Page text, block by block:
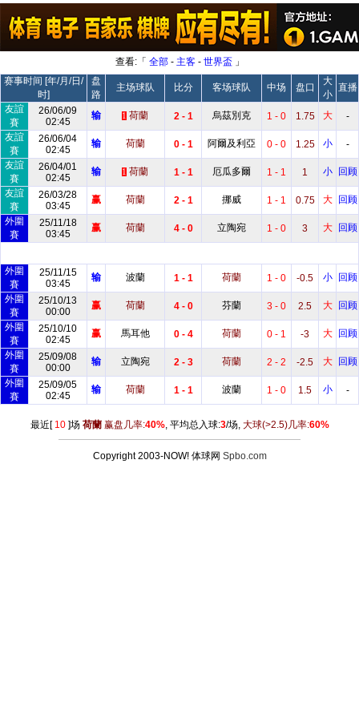
查看:「 全部- 主客- 世界盃 」
赛事时间 [年/月/日/
时]
盘
路
主场球队 比分 客场球队 中场 盘口
大
小
直播
友誼
賽
26/06/09
02:45
输 1 荷蘭 2 - 1 烏茲別克 1 - 0 1.75 大
-
友誼
賽
26/06/04
02:45
输 荷蘭 0 - 1 阿爾及利亞 0 - 0 1.25 小
-
友誼
賽
26/04/01
02:45
输 1 荷蘭 1 - 1 厄瓜多爾 1 - 1 1 小
回顾
友誼
賽
26/03/28
03:45
赢 荷蘭 2 - 1 挪威 1 - 1 0.75 大
回顾
外圍
賽
25/11/18
03:45
赢 荷蘭 4 - 0 立陶宛 1 - 0 3 大 回顾
外圍
賽
25/11/15
03:45
输 波蘭 1 - 1 荷蘭 1 - 0 -0.5 小
回顾
外圍
賽
25/10/13
00:00
赢 荷蘭 4 - 0 芬蘭 3 - 0 2.5 大
回顾
外圍
賽
25/10/10
02:45
赢 馬耳他 0 - 4 荷蘭 0 - 1 -3 大
回顾
外圍
賽
25/09/08
00:00
输 立陶宛 2 - 3 荷蘭 2 - 2 -2.5 大
回顾
外圍
賽
25/09/05
02:45
输 荷蘭 1 - 1 波蘭 1 - 0 1.5 小 -
最近[ 10]场 荷蘭赢盘几率:40%, 平均总入球:3/场, 大球(>2.5)几率:60%
Copyright 2003-NOW! 体球网 Spbo.com